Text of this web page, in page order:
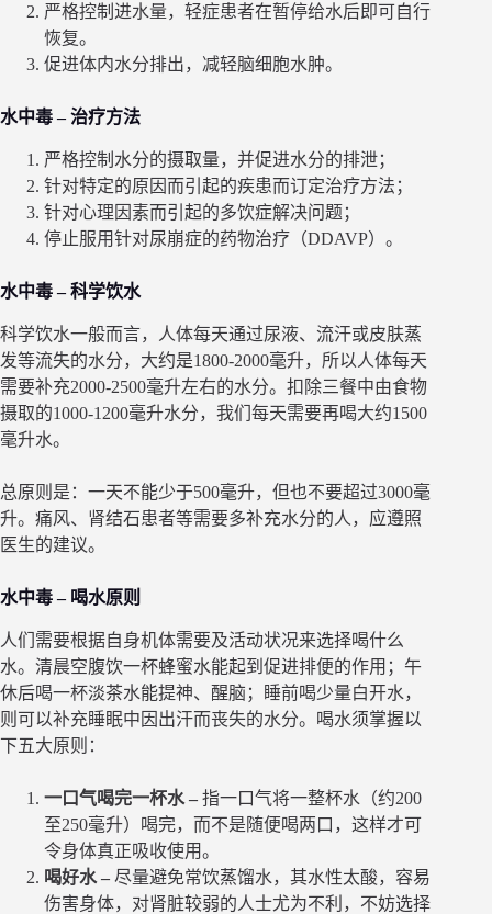
严格控制进水量，轻症患者在暂停给水后即可自行
恢复。
促进体内水分排出，减轻脑细胞水肿。
水中毒 – 治疗方法
严格控制水分的摄取量，并促进水分的排泄；
针对特定的原因而引起的疾患而订定治疗方法；
针对心理因素而引起的多饮症解决问题；
停止服用针对尿崩症的药物治疗（DDAVP）。
水中毒 – 科学饮水
科学饮水一般而言，人体每天通过尿液、流汗或皮肤蒸
发等流失的水分，大约是1800-2000毫升，所以人体每天
需要补充2000-2500毫升左右的水分。扣除三餐中由食物
摄取的1000-1200毫升水分，我们每天需要再喝大约1500
毫升水。
总原则是：一天不能少于500毫升，但也不要超过3000毫
升。痛风、肾结石患者等需要多补充水分的人，应遵照
医生的建议。
水中毒 – 喝水原则
人们需要根据自身机体需要及活动状况来选择喝什么
水。清晨空腹饮一杯蜂蜜水能起到促进排便的作用；午
休后喝一杯淡茶水能提神、醒脑；睡前喝少量白开水，
则可以补充睡眠中因出汗而丧失的水分。喝水须掌握以
下五大原则：
一口气喝完一杯水 – 指一口气将一整杯水（约200
至250毫升）喝完，而不是随便喝两口，这样才可
令身体真正吸收使用。
喝好水 – 尽量避免常饮蒸馏水，其水性太酸，容易
伤害身体，对肾脏较弱的人士尤为不利，不妨选择